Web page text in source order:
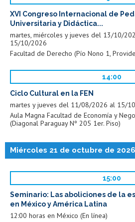
XVI Congreso Internacional de
Universitaria y Didáctica...
martes, miércoles y jueves del 13/10/
15/10/2026
Facultad de Derecho (Pío Nono 1,
14:00
Ciclo Cultural en la FEN
martes y jueves del 11/08/2026 al 15/
Aula Magna Facultad de Economía y
(Diagonal Paraguay Nº 205 1er. Piso)
Miércoles 21 de octubre de 2026
15:00
Seminario: Las aboliciones de la
en México y América Latina
12:00 horas en México (En línea)